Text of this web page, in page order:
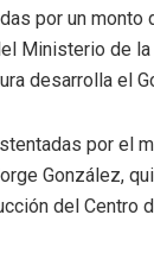
por un
Ministerio de
desarrolla el
por el
González,
del Centro